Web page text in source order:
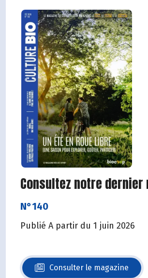
Consultez notre dernier
N°140
Publié A partir du 1 juin 2026
Consulter le magazine
N°140